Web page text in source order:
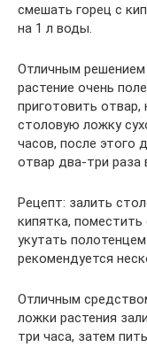
смешать горец с
на 1 л воды.
Отличным
растение очень
приготовить
столовую ложку
часов, после этого
отвар два-три раза
Рецепт: залить
кипятка,
укутать
рекомендуется
Отличным
ложки растения
три часа, затем